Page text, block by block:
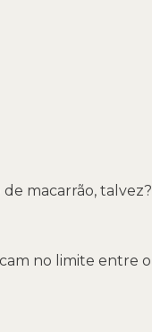
macarrão, talvez?
no limite entre o